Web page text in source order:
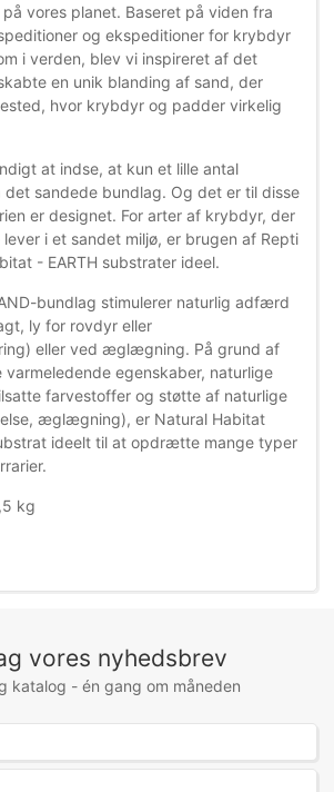
vores planet. Baseret på viden fra
og ekspeditioner for krybdyr
i verden, blev vi inspireret af det
en unik blanding af sand, der
hvor krybdyr og padder virkelig
at indse, at kun et lille antal
sandede bundlag. Og det er til disse
er designet. For arter af krybdyr, der
i et sandet miljø, er brugen af ​​Repti
- EARTH substrater ideel.
bundlag stimulerer naturlig adfærd
ly for rovdyr eller
eller ved æglægning. På grund af
egenskaber, naturlige
farvestoffer og støtte af naturlige
æglægning), er Natural Habitat
ideelt til at opdrætte mange typer
kg
vores nyhedsbrev
katalog - én gang om måneden